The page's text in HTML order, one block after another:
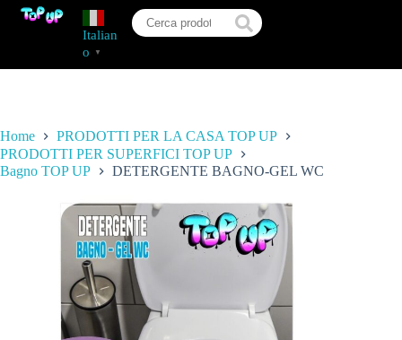
Italian
o
▼
Home
PRODOTTI PER LA CASA TOP UP
PRODOTTI PER SUPERFICI TOP UP
Bagno TOP UP
DETERGENTE BAGNO-GEL WC